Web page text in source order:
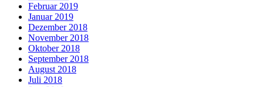
Februar 2019
Januar 2019
Dezember 2018
November 2018
Oktober 2018
September 2018
August 2018
Juli 2018